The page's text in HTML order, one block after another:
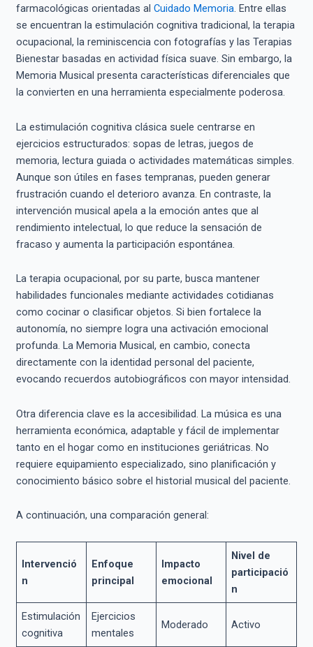
farmacológicas orientadas al Cuidado Memoria. Entre ellas
se encuentran la estimulación cognitiva tradicional, la terapia
ocupacional, la reminiscencia con fotografías y las Terapias
Bienestar basadas en actividad física suave. Sin embargo, la
Memoria Musical presenta características diferenciales que
la convierten en una herramienta especialmente poderosa.
La estimulación cognitiva clásica suele centrarse en
ejercicios estructurados: sopas de letras, juegos de
memoria, lectura guiada o actividades matemáticas simples.
Aunque son útiles en fases tempranas, pueden generar
frustración cuando el deterioro avanza. En contraste, la
intervención musical apela a la emoción antes que al
rendimiento intelectual, lo que reduce la sensación de
fracaso y aumenta la participación espontánea.
La terapia ocupacional, por su parte, busca mantener
habilidades funcionales mediante actividades cotidianas
como cocinar o clasificar objetos. Si bien fortalece la
autonomía, no siempre logra una activación emocional
profunda. La Memoria Musical, en cambio, conecta
directamente con la identidad personal del paciente,
evocando recuerdos autobiográficos con mayor intensidad.
Otra diferencia clave es la accesibilidad. La música es una
herramienta económica, adaptable y fácil de implementar
tanto en el hogar como en instituciones geriátricas. No
requiere equipamiento especializado, sino planificación y
conocimiento básico sobre el historial musical del paciente.
A continuación, una comparación general:
Intervenció
n
Enfoque
principal
Impacto
emocional
Nivel de
participació
n
Estimulación
cognitiva
Ejercicios
mentales
Moderado Activo